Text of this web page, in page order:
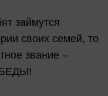
займутся
своих семей, то
звание –